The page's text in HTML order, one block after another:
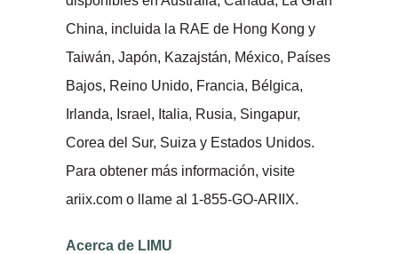
China, incluida la RAE de Hong Kong y
Taiwán, Japón, Kazajstán, México, Países
Bajos, Reino Unido, Francia, Bélgica,
Irlanda, Israel, Italia, Rusia, Singapur,
Corea del Sur, Suiza y Estados Unidos.
Para obtener más información, visite
ariix.com o llame al 1-855-GO-ARIIX.
Acerca de LIMU